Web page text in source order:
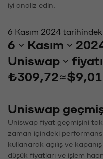
iyi analiz edin.
6 Kasım 2024
6 Kasım
Uniswap
₺309,72≈$9,01
Uniswap
Uniswap fiyat geçmişini
zaman içindeki
kullanarak açılış ve
düşük fiyatları ve işlem